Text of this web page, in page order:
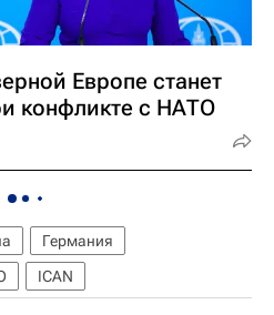
Европе станет
конфликте с НАТО
Германия
ICAN